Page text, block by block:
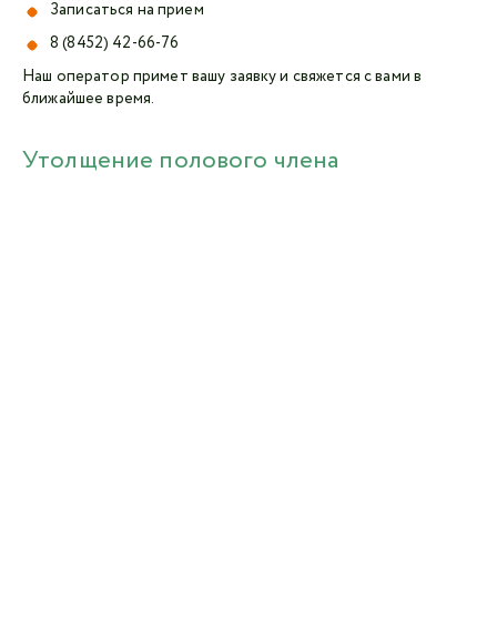
Записаться на прием
8 (8452) 42-66-76
Наш оператор примет вашу заявку и свяжется с вами в
ближайшее время.
Утолщение полового члена